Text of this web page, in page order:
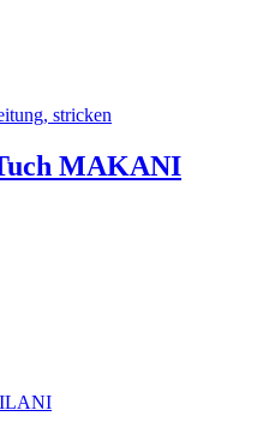
MAKANI